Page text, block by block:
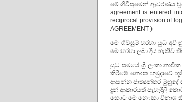
මේ ගිවිසුමෙන් ආවරණය
agreement is entered
reciprocal provision of
AGREEMENT )
මේ ගිවිසුම් හරහා යුධ අවි
මේ හරහා ලබා දිය හැකිව
යුධ සමයේ ශ්‍රී ලංකා
කිරීමේ නෞක හමුදාවේ
ආසන්න ජාත්‍යන්තර මුහුදේ
දුන් ආකාරයත් පැහැදිලි
කොට මේ නෞකා විනාශ